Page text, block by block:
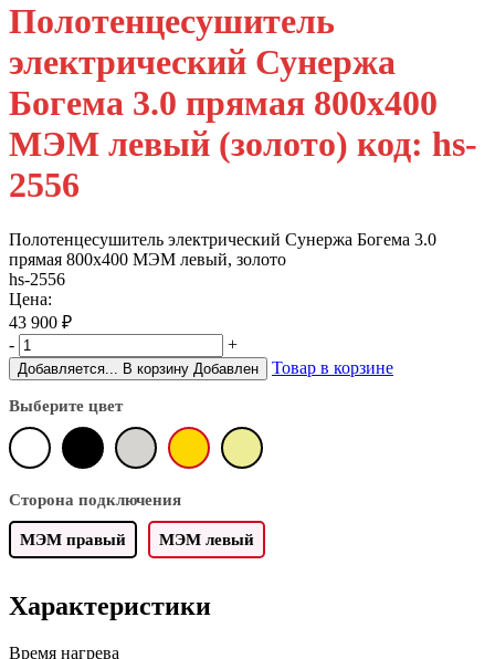
Полотенцесушитель
электрический Сунержа
Богема 3.0 прямая 800х400
МЭМ левый (золото) код: hs-
2556
Полотенцесушитель электрический Сунержа Богема 3.0
прямая 800х400 МЭМ левый, золото
hs-2556
Цена:
43 900 ₽
-
+
Добавляется... В корзину Добавлен Товар в корзине
Выберите цвет
Сторона подключения
МЭМ правый МЭМ левый
Характеристики
Время нагрева